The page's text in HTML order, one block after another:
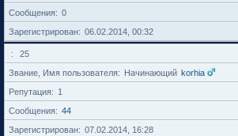
Сообщения
0
Зарегистрирован
06.02.2014, 00:32
25
Звание, Имя пользователя
Начинающий korhia
Репутация
1
Сообщения
44
Зарегистрирован
07.02.2014, 16:28